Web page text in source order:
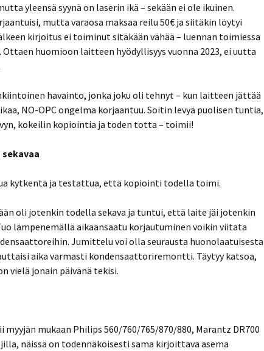
yleensä syynä on laserin ikä – sekään ei ole ikuinen.
mutta varaosa maksaa reilu 50€ ja siitäkin löytyi
kirjoitus ei toiminut sitäkään vähää – luennan toimiessa
huomioon laitteen hyödyllisyys vuonna 2023, ei uutta
havainto, jonka joku oli tehnyt – kun laitteen jättää
NO-OPC ongelma korjaantuu. Soitin levyä puolisen tuntia,
kokeilin kopiointia ja toden totta – toimii!
kytkentä ja testattua, että kopiointi todella toimi.
oli jotenkin todella sekava ja tuntui, että laite jäi jotenkin
lämpenemällä aikaansaatu korjautuminen voikin viitata
Jumittelu voi olla seurausta huonolaatuisesta
aika varmasti kondensaattoriremontti. Täytyy katsoa,
vielä jonain päivänä tekisi.
mukaan Philips 560/760/765/870/880, Marantz DR700
näissä on todennäköisesti sama kirjoittava asema